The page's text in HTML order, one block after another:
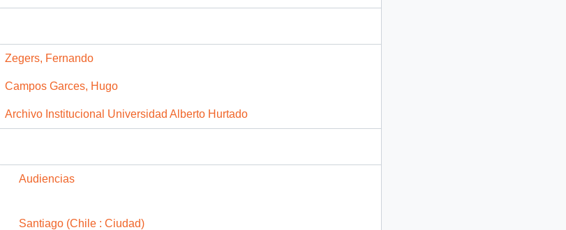
Zegers, Fernando
Campos Garces, Hugo
Archivo Institucional Universidad Alberto Hurtado
Audiencias
Santiago (Chile : Ciudad)